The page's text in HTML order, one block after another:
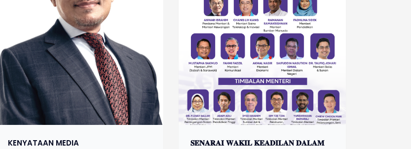
KENYATAAN MEDIA
𝐒𝐄𝐍𝐀𝐑𝐀𝐈 𝐖𝐀𝐊𝐈𝐋 𝐊𝐄𝐀𝐃𝐈𝐋𝐀𝐍 𝐃𝐀𝐋𝐀𝐌